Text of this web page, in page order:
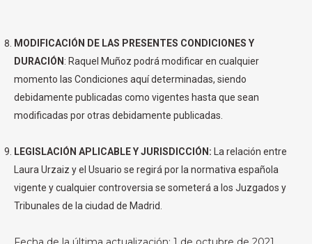
MODIFICACIÓN DE LAS PRESENTES CONDICIONES Y
DURACIÓN : Raquel Muñoz podrá modificar en cualquier
momento las Condiciones aquí determinadas, siendo
debidamente publicadas como vigentes hasta que sean
modificadas por otras debidamente publicadas.
LEGISLACIÓN APLICABLE Y JURISDICCIÓN: La relación entre
Laura Urzaiz y el Usuario se regirá por la normativa española
vigente y cualquier controversia se someterá a los Juzgados y
Tribunales de la ciudad de Madrid.